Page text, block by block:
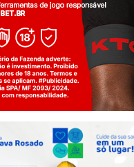
Jogue com responsabilidade. 18+